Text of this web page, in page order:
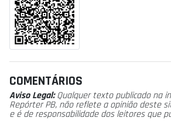
COMENTÁRIOS
Aviso Legal:Qualquer texto publicado na
Repórter PB, não reflete a opinião deste
e é de responsabilidade dos leitores que